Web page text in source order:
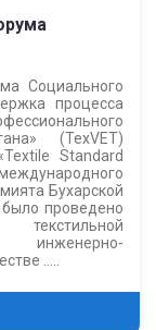
Социального
процесса
(TexVET)
Standard
Бухарской
проведено
инженерно-
…..